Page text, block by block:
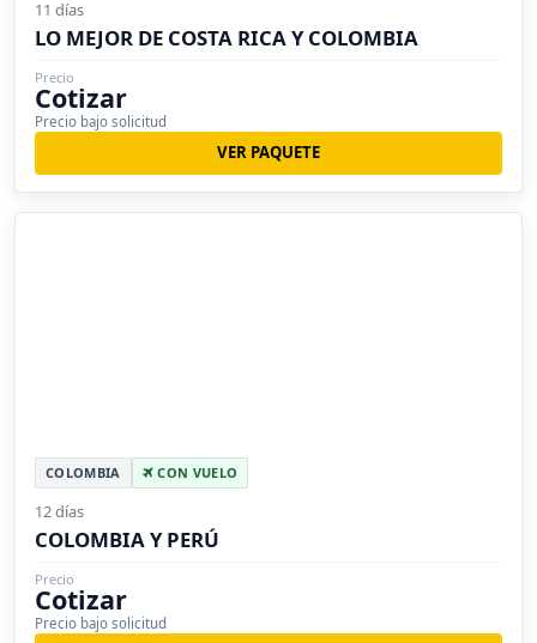
11 días
LO MEJOR DE COSTA RICA Y COLOMBIA
Precio
Cotizar
Precio bajo solicitud
VER PAQUETE
COLOMBIA CON VUELO
12 días
COLOMBIA Y PERÚ
Precio
Cotizar
Precio bajo solicitud